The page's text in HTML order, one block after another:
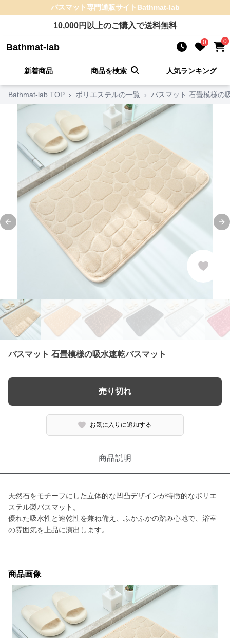
バスマット専門通販サイト Bathmat-lab
10,000円以上のご購入で送料無料
Bathmat-lab 0 0
新着商品 商品を検索 人気ランキング
Bathmat-lab TOP › ポリエステルの一覧 › バスマット 石畳模様の
Previous slide
バスマット 石畳模様の吸水速乾バスマット
売り切れ
お気に入りに追加する
商品説明
天然石をモチーフにした立体的な凹凸デザインが特徴的なポリエ
ステル製バスマット。
優れた吸水性と速乾性を兼ね備え、ふかふかの踏み心地で、浴室
の雰囲気を上品に演出します。
商品画像